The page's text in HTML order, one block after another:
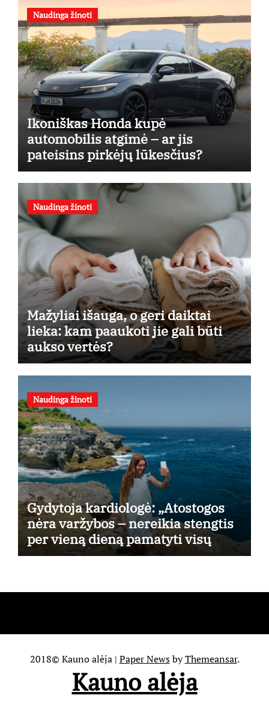
Naudinga žinoti
Ikoniškas Honda kupė
automobilis atgimė – ar jis
pateisins pirkėjų lūkesčius?
Naudinga žinoti
Mažyliai išauga, o geri daiktai
lieka: kam paaukoti jie gali būti
aukso vertės?
Naudinga žinoti
Gydytoja kardiologė: „Atostogos
nėra varžybos – nereikia stengtis
per vieną dieną pamatyti visų
lankytinų vietų“
2018© Kauno alėja | Paper NewsbyThemeansar.
Kauno alėja